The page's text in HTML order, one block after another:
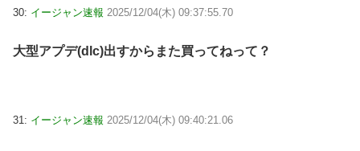
30: イージャン速報 2025/12/04(木) 09:37:55.70
大型アプデ(dlc)出すからまた買ってねって？
31: イージャン速報 2025/12/04(木) 09:40:21.06